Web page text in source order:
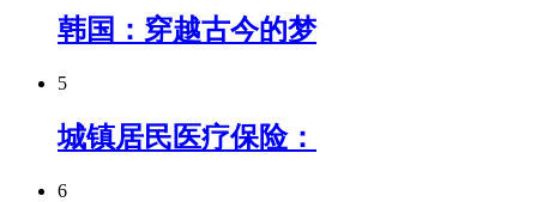
韩国：穿越古今的梦
5
城镇居民医疗保险：
6